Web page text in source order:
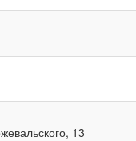
13